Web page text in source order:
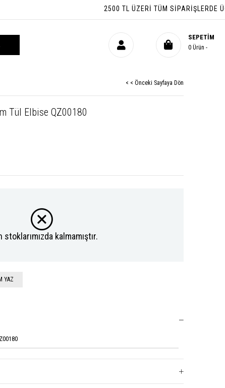
2500 TL ÜZERI TÜM SIPARIŞLERDE
SEPETIM
0 Ürün
< < Önceki Sayfaya Dön
Tül Elbise QZ00180
stoklarımızda kalmamıştır.
YAZ